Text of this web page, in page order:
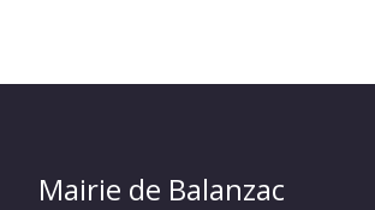
Mairie de Balanzac